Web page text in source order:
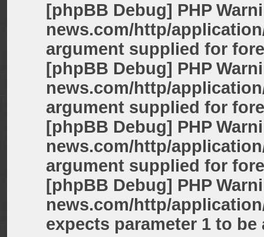
[phpBB Debug] PHP
news.com/http/
argument supplied for
[phpBB Debug] PHP
news.com/http/
argument supplied for
[phpBB Debug] PHP
news.com/http/
argument supplied for
[phpBB Debug] PHP
news.com/http/
expects parameter 1 to